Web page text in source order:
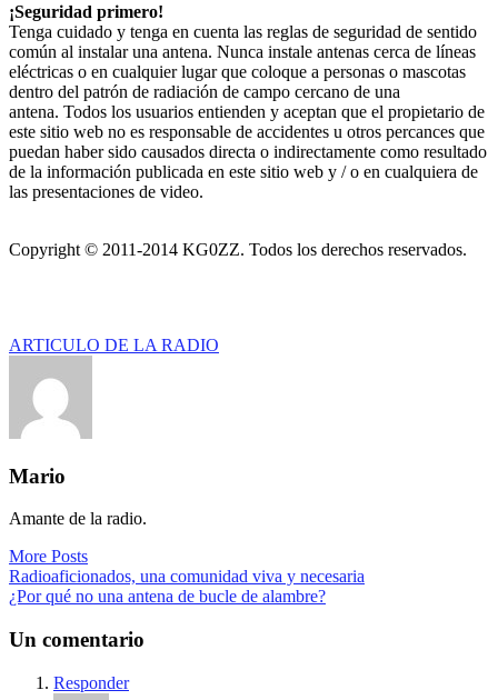
¡Seguridad primero!
Tenga cuidado y tenga en cuenta las reglas de seguridad de sentido
común al instalar una antena. Nunca instale antenas cerca de líneas
eléctricas o en cualquier lugar que coloque a personas o mascotas
dentro del patrón de radiación de campo cercano de una
antena. Todos los usuarios entienden y aceptan que el propietario de
este sitio web no es responsable de accidentes u otros percances que
puedan haber sido causados ​​directa o indirectamente como resultado
de la información publicada en este sitio web y / o en cualquiera de
las presentaciones de video.
Copyright © 2011-2014 KG0ZZ. Todos los derechos reservados.
ARTICULO DE LA RADIO
Mario
Amante de la radio.
More Posts
Navegación
de
entradas
Radioaficionados, una comunidad viva y necesaria
¿Por qué no una antena de bucle de alambre?
Un comentario
Responder